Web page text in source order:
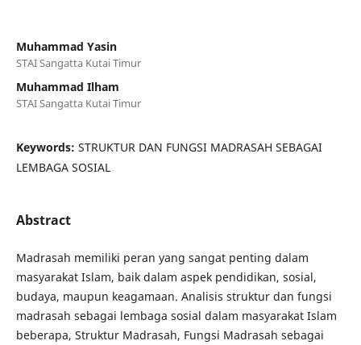
Muhammad Yasin
STAI Sangatta Kutai Timur
Muhammad Ilham
STAI Sangatta Kutai Timur
Keywords: STRUKTUR DAN FUNGSI MADRASAH SEBAGAI
LEMBAGA SOSIAL
Abstract
Madrasah memiliki peran yang sangat penting dalam
masyarakat Islam, baik dalam aspek pendidikan, sosial,
budaya, maupun keagamaan. Analisis struktur dan fungsi
madrasah sebagai lembaga sosial dalam masyarakat Islam
beberapa, Struktur Madrasah, Fungsi Madrasah sebagai